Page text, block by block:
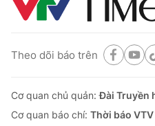
Theo dõi báo trên
Cơ quan chủ quản:Đài Truyền
Cơ quan báo chí: Thời báo VTV